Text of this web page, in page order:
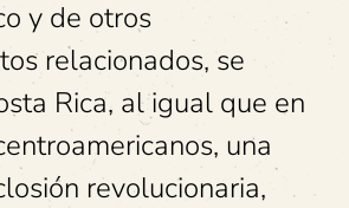
y de otros
relacionados, se
Rica, al igual que en
una
revolucionaria,